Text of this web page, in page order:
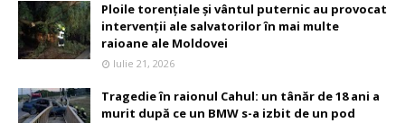
Ploile torențiale și vântul puternic au provocat
intervenții ale salvatorilor în mai multe
raioane ale Moldovei
Iulie 21, 2026
Tragedie în raionul Cahul: un tânăr de 18 ani a
murit după ce un BMW s-a izbit de un pod